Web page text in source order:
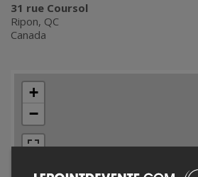
31 rue Coursol
Ripon, QC
Canada
+
−